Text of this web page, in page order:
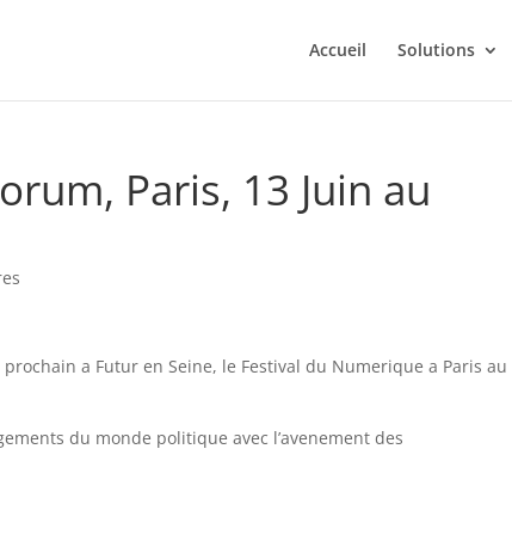
Accueil Solutions
Paris, 13 Juin au
a Futur en Seine, le Festival du Numerique a Paris au
du monde politique avec l’avenement des